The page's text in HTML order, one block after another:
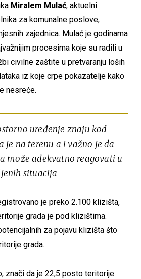
Miralem Mulać, aktuelni
za komunalne poslove,
zajednica. Mulać je godinama
procesima koje su radili u
civilne zaštite u pretvaranju loših
iz koje crpe pokazatelje kako
nesreće.
uređenje znaju kod
je na terenu a i važno je da
može adekvatno reagovati u
situacija
je preko 2.100 klizišta,
grada je pod klizištima.
za pojavu klizišta što
grada.
znači da je 22,5 posto teritorije